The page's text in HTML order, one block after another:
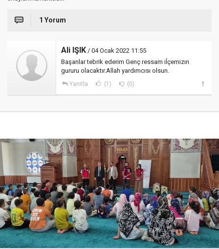
1 Yorum
Ali IŞIK / 04 Ocak 2022 11:55
Başarılar tebrik ederim Genç ressam iĺçemizın
gururu olacaktır.Allah yardımcısı olsun.
Yanıtla (1) (0)